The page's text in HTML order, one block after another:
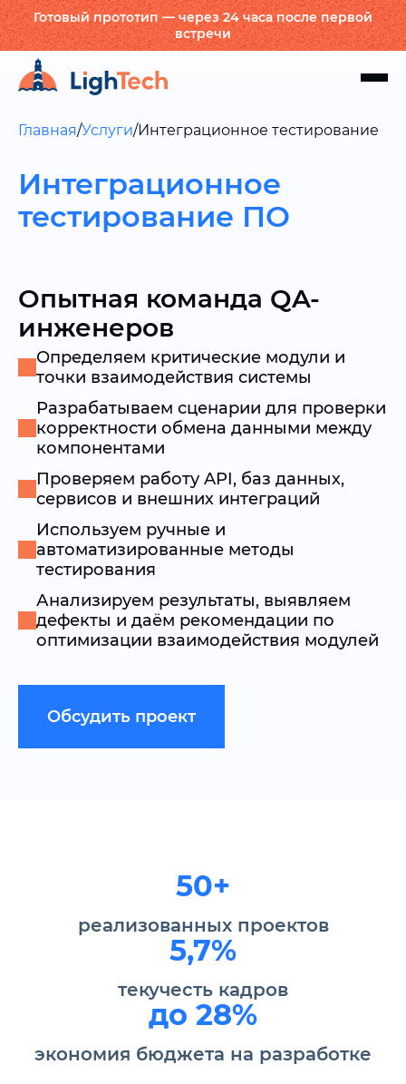
Готовый прототип — через 24 часа после первой
встречи
Главная/Услуги/Интеграционное тестирование
Интеграционное
тестирование ПО
Опытная команда QA-
инженеров
Определяем критические модули и
точки взаимодействия системы
Разрабатываем сценарии для проверки
корректности обмена данными между
компонентами
Проверяем работу API, баз данных,
сервисов и внешних интеграций
Используем ручные и
автоматизированные методы
тестирования
Анализируем результаты, выявляем
дефекты и даём рекомендации по
оптимизации взаимодействия модулей
Обсудить проект
50+
реализованных проектов
5,7%
текучесть кадров
до 28%
экономия бюджета на разработке